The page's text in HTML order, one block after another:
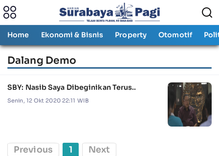
Home Ekonomi & Bisnis Property Otomotif
Dalang Demo
SBY: Nasib Saya Dibeginikan Terus..
Senin, 12 Okt 2020 22:11 WIB
Previous 1 Next